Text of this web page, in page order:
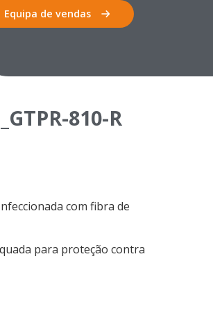
Equipa de vendas
810-R
com fibra de
para proteção contra